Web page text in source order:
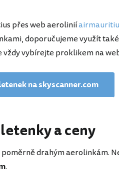
přes web aerolinií
doporučujeme využít
vždy vybírejte proklikem na
na skyscanner.com
a ceny
drahým aerolinkám.
.